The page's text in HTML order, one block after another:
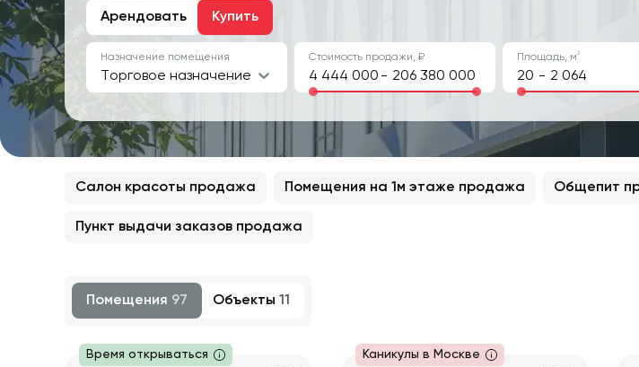
Арендовать Купить
Назначение помещения
Торговое назначение, Свободное назначение
Стоимость продажи, ₽
-
Площадь, м2
-
Салон красоты продажа Помещения на 1м этаже продажа Общепит
Пункт выдачи заказов продажа
Помещения 97 Объекты 11
Время открываться Каникулы в Москве